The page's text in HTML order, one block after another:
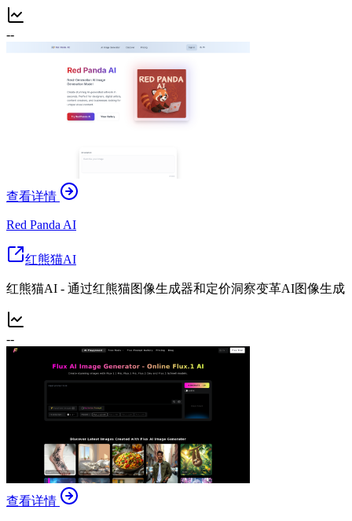
--
查看详情
Red Panda AI
红熊猫AI
红熊猫AI - 通过红熊猫图像生成器和定价洞察变革AI图像生成
--
查看详情